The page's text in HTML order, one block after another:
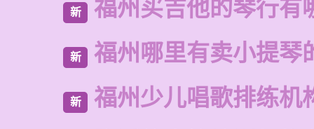
新 福州买吉他的琴行有
新 福州哪里有卖小提琴
新 福州少儿唱歌排练机